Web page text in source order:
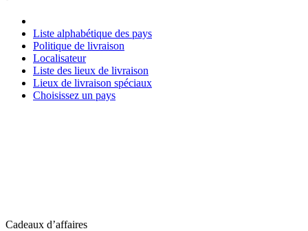
Liste alphabétique des pays
Politique de livraison
Localisateur
Liste des lieux de livraison
Lieux de livraison spéciaux
Choisissez un pays
Cadeaux d’affaires